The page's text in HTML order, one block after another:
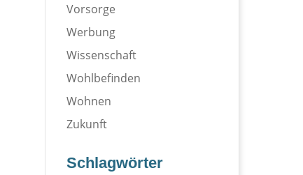
Vorsorge
Werbung
Wissenschaft
Wohlbefinden
Wohnen
Zukunft
Schlagwörter